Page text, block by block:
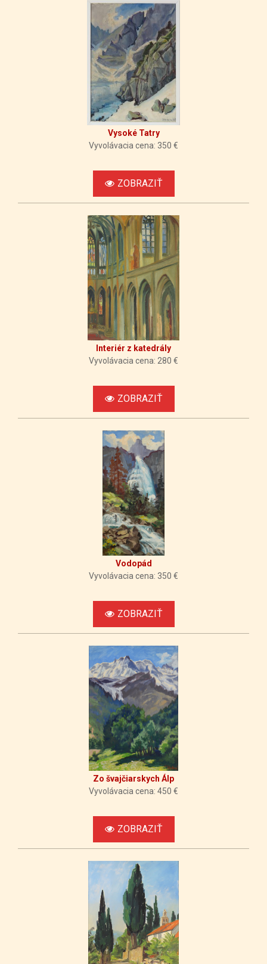
Vysoké Tatry
Vyvolávacia cena: 350 €
ZOBRAZIŤ
Interiér z katedrály
Vyvolávacia cena: 280 €
ZOBRAZIŤ
Vodopád
Vyvolávacia cena: 350 €
ZOBRAZIŤ
Zo švajčiarskych Álp
Vyvolávacia cena: 450 €
ZOBRAZIŤ